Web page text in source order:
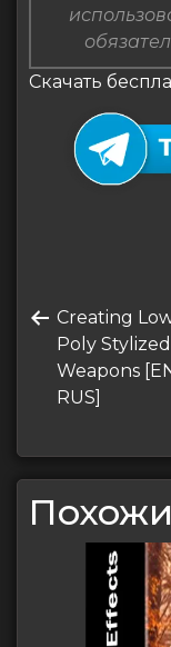
Скачать
позапись
Creating
Poly
Weapons
RUS]